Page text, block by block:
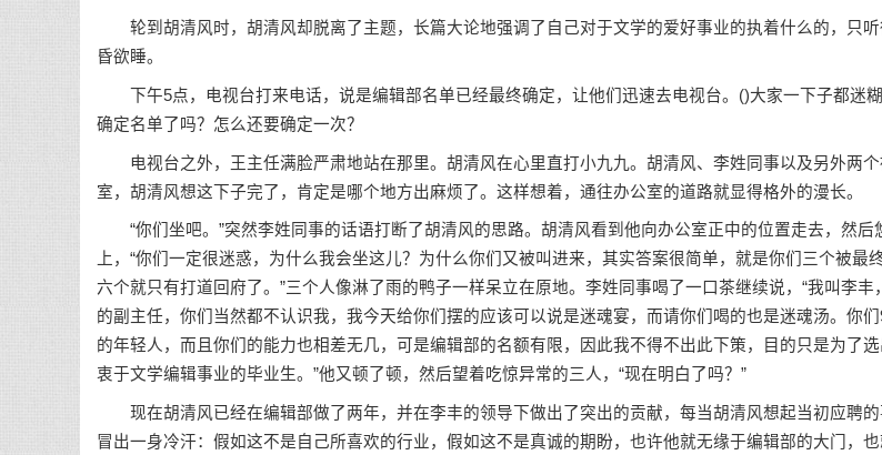
轮到胡清风时，胡清风却脱离了主题，长篇大论地强调了自己对于文学的爱好事业的执着什么的，只听
昏欲睡。
下午5点，电视台打来电话，说是编辑部名单已经最终确定，让他们迅速去电视台。()大家一下子都迷
确定名单了吗？怎么还要确定一次？
电视台之外，王主任满脸严肃地站在那里。胡清风在心里直打小九九。胡清风、李姓同事以及另外两个
室，胡清风想这下子完了，肯定是哪个地方出麻烦了。这样想着，通往办公室的道路就显得格外的漫长。
“你们坐吧。”突然李姓同事的话语打断了胡清风的思路。胡清风看到他向办公室正中的位置走去，然后
上，“你们一定很迷惑，为什么我会坐这儿？为什么你们又被叫进来，其实答案很简单，就是你们三个被最
六个就只有打道回府了。”三个人像淋了雨的鸭子一样呆立在原地。李姓同事喝了一口茶继续说，“我叫李丰
的副主任，你们当然都不认识我，我今天给你们摆的应该可以说是迷魂宴，而请你们喝的也是迷魂汤。你
的年轻人，而且你们的能力也相差无几，可是编辑部的名额有限，因此我不得不出此下策，目的只是为了
衷于文学编辑事业的毕业生。”他又顿了顿，然后望着吃惊异常的三人，“现在明白了吗？”
现在胡清风已经在编辑部做了两年，并在李丰的领导下做出了突出的贡献，每当胡清风想起当初应聘的
冒出一身冷汗：假如这不是自己所喜欢的行业，假如这不是真诚的期盼，也许他就无缘于编辑部的大门，